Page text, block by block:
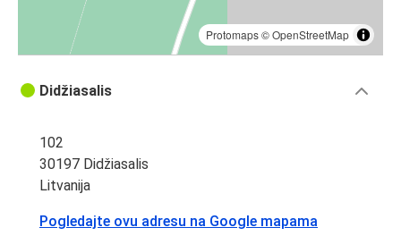
Protomaps©OpenStreetMap
Didžiasalis
102
30197 Didžiasalis
Litvanija
Pogledajte ovu adresu na Google mapama